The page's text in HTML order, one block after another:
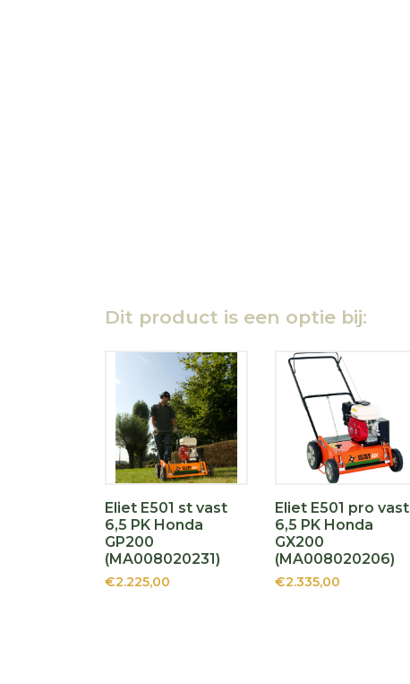
Dit product is een optie bij:
Eliet E501 st vast
6,5 PK Honda
GP200
(MA008020231)
€2.225,00
Eliet E501 pro vast
6,5 PK Honda
GX200
(MA008020206)
€2.335,00